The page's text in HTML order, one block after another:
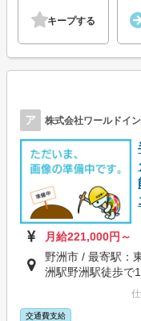
キープする
ア 株式会社ワールドイ
月給221,000円～
野洲市 / 最寄駅：
洲駅野洲駅徒歩で
交通費支給